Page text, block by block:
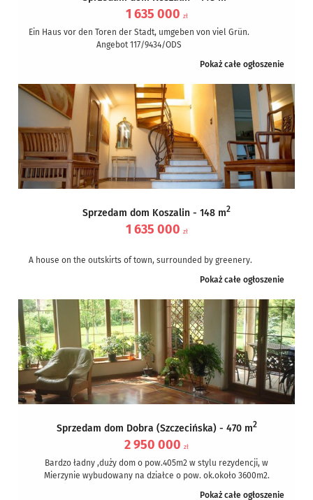
1 635 000 zł
Ein Haus vor den Toren der Stadt, umgeben von viel Grün.
Angebot 117/9434/ODS
Pokaż całe ogłoszenie
Sprzedam dom Koszalin - 148 m2
1 635 000 zł
A house on the outskirts of town, surrounded by greenery.
A house for sale that can be described in three...
Pokaż całe ogłoszenie
Sprzedam dom Dobra (Szczecińska) - 470 m2
2 950 000 zł
Bardzo ładny ,duży dom o pow.405m2 w stylu rezydencji, w
Mierzynie wybudowany na działce o pow. ok.około 3600m2.
Pokaż całe ogłoszenie